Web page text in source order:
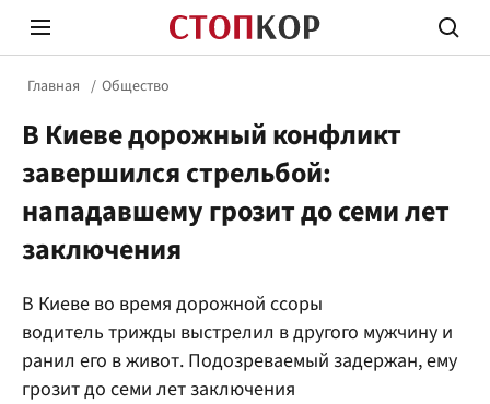
Стоп Политической Коррупции
Политика
Главная Общество
В Киеве дорожный конфликт
завершился стрельбой:
нападавшему грозит до семи лет
заключения
В Киеве во время дорожной ссоры
водитель трижды выстрелил в другого мужчину и
ранил его в живот. Подозреваемый задержан, ему
грозит до семи лет заключения